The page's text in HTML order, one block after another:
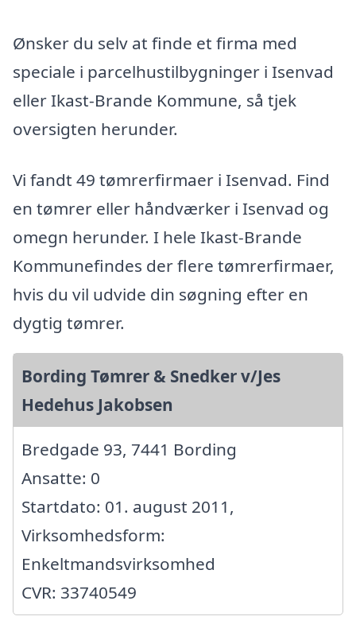
Ønsker du selv at finde et firma med
speciale i parcelhustilbygninger i Isenvad
eller Ikast-Brande Kommune, så tjek
oversigten herunder.
Vi fandt 49 tømrerfirmaer i Isenvad. Find
en tømrer eller håndværker i Isenvad og
omegn herunder. I hele Ikast-Brande
Kommunefindes der flere tømrerfirmaer,
hvis du vil udvide din søgning efter en
dygtig tømrer.
Bording Tømrer & Snedker v/Jes
Hedehus Jakobsen
Bredgade 93, 7441 Bording
Ansatte: 0
Startdato: 01. august 2011,
Virksomhedsform:
Enkeltmandsvirksomhed
CVR: 33740549